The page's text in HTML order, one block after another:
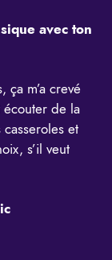
avec ton
ça m’a crevé
écouter de la
et
s’il veut